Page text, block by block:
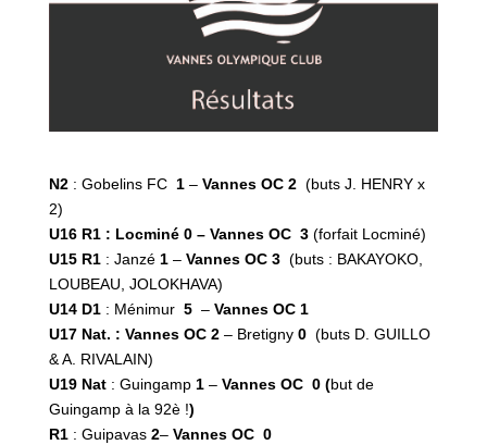
N2: Gobelins FC 1– Vannes OC 2(buts J. HENRY x
2)
U16 R1 : Locminé 0 – Vannes OC 3(forfait Locminé)
U15 R1: Janzé 1–Vannes OC 3(buts : BAKAYOKO,
LOUBEAU, JOLOKHAVA)
U14 D1: Ménimur 5 – Vannes OC 1
U17 Nat. : Vannes OC 2– Bretigny 0(buts D. GUILLO
& A. RIVALAIN)
U19 Nat: Guingamp1– Vannes OC 0 (but de
Guingamp à la 92è !)
R1: Guipavas 2– Vannes OC 0